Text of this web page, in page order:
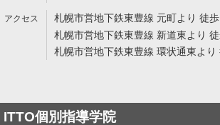
札幌市営地下鉄東豊線 元町より 徒
札幌市営地下鉄東豊線 新道東より
札幌市営地下鉄東豊線 環状通東より
ITTO個別指導学院